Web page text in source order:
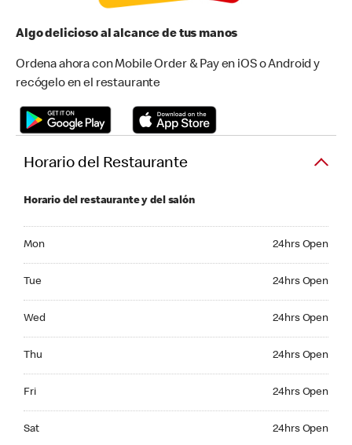
Algo delicioso al alcance de tus manos
Ordena ahora con Mobile Order & Pay en iOS o Android y
recógelo en el restaurante
Horario del Restaurante
Horario del restaurante y del salón
Mon 24hrs Open
Tue 24hrs Open
Wed 24hrs Open
Thu 24hrs Open
Fri 24hrs Open
Sat 24hrs Open